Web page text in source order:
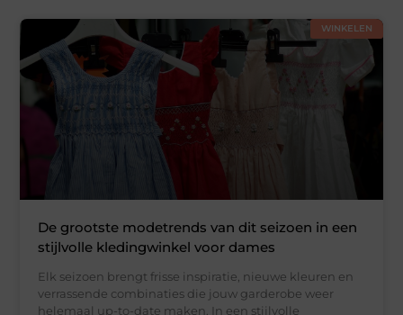
WINKELEN
De grootste modetrends van dit seizoen in een
stijlvolle kledingwinkel voor dames
Elk seizoen brengt frisse inspiratie, nieuwe kleuren en
verrassende combinaties die jouw garderobe weer
helemaal up-to-date maken. In een stijlvolle